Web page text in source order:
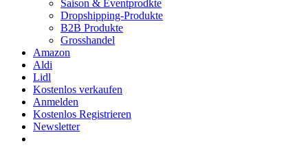
Saison & Eventprodkte
Dropshipping-Produkte
B2B Produkte
Grosshandel
Amazon
Aldi
Lidl
Kostenlos verkaufen
Anmelden
Kostenlos Registrieren
Newsletter